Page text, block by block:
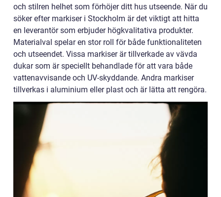
och stilren helhet som förhöjer ditt hus utseende. När du
söker efter markiser i Stockholm är det viktigt att hitta
en leverantör som erbjuder högkvalitativa produkter.
Materialval spelar en stor roll för både funktionaliteten
och utseendet. Vissa markiser är tillverkade av vävda
dukar som är speciellt behandlade för att vara både
vattenavvisande och UV-skyddande. Andra markiser
tillverkas i aluminium eller plast och är lätta att rengöra.